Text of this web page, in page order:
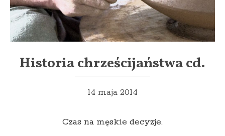
Historia chrześcijaństwa cd.
14 maja 2014
Czas na męskie decyzje.